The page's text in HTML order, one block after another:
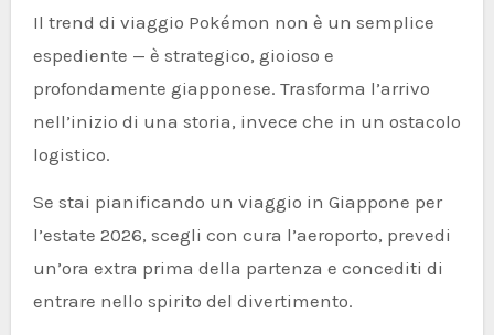
Il trend di viaggio Pokémon non è un semplice
espediente — è strategico, gioioso e
profondamente giapponese. Trasforma l’arrivo
nell’inizio di una storia, invece che in un ostacolo
logistico.
Se stai pianificando un viaggio in Giappone per
l’estate 2026, scegli con cura l’aeroporto, prevedi
un’ora extra prima della partenza e concediti di
entrare nello spirito del divertimento.